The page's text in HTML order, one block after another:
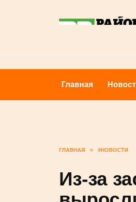
Главная
ГЛАВНАЯ » #НОВОСТИ
Из-за